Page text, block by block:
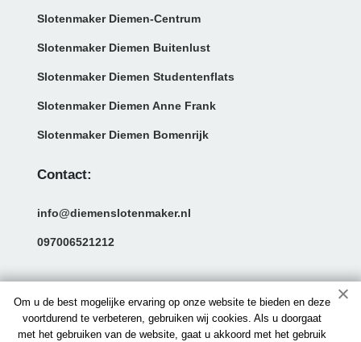
Om u de best mogelijke ervaring op onze website te bieden en deze
voortdurend te verbeteren, gebruiken wij cookies. Als u doorgaat
met het gebruiken van de website, gaat u akkoord met het gebruik
Slotenmaker Diemen-Centrum
Slotenmaker Diemen Buitenlust
Slotenmaker Diemen Studentenflats
Slotenmaker Diemen Anne Frank
Slotenmaker Diemen Bomenrijk
Contact:
info@diemenslotenmaker.nl
097006521212